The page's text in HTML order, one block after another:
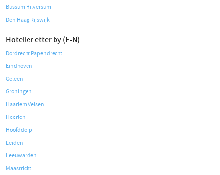
Bussum Hilversum
Den Haag Rijswijk
Hoteller etter by (E-N)
Dordrecht Papendrecht
Eindhoven
Geleen
Groningen
Haarlem Velsen
Heerlen
Hoofddorp
Leiden
Leeuwarden
Maastricht